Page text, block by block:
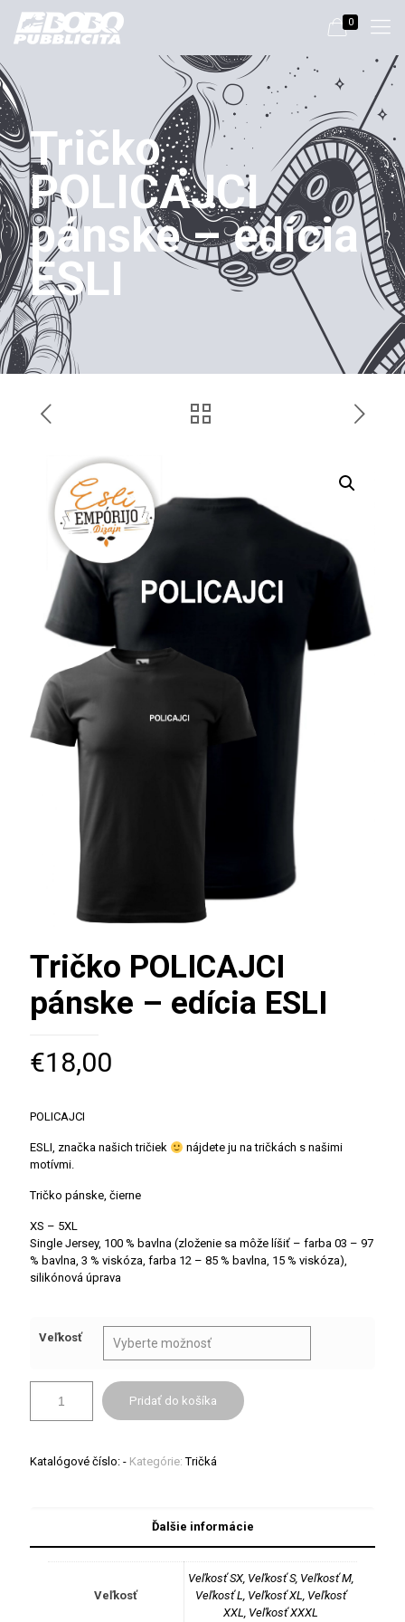
0
Tričko
POLICAJCI
pánske – edícia
ESLI
Tričko POLICAJCI
pánske – edícia ESLI
€18,00
POLICAJCI
ESLI, značka našich tričiek
nájdete ju na tričkách s našimi
motívmi.
Tričko pánske, čierne
XS – 5XL
Single Jersey, 100 % bavlna (zloženie sa môže líšiť – farba 03 – 97
% bavlna, 3 % viskóza, farba 12 – 85 % bavlna, 15 % viskóza),
silikónová úprava
Veľkosť
Pridať do košíka
Katalógové číslo: - Kategórie:Tričká
Ďalšie informácie
Veľkosť
Veľkosť SX, Veľkosť S, Veľkosť M,
Veľkosť L, Veľkosť XL, Veľkosť
XXL, Veľkosť XXXL